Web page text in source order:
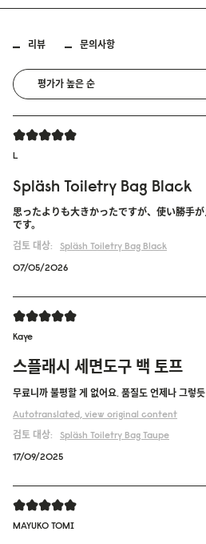
리뷰 문의사항
L
Spläsh Toiletry Bag Black
思ったよりも大きかったですが、使い勝手
です。
검토 대상:
Spläsh Toiletry Bag Black
07/05/2026
Kaye
스플래시 세면도구 백 토프
무료니까 불평할 게 없어요. 품질도 언제나 그렇
Autotranslated, view original content
검토 대상:
Spläsh Toiletry Bag Taupe
17/09/2025
MAYUKO TOMI